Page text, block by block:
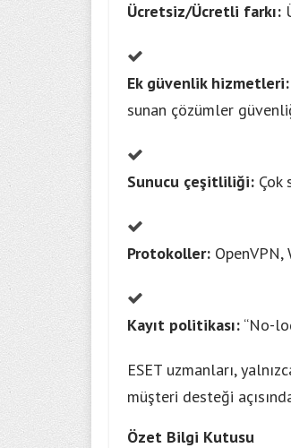
Ücretsiz/Ücretli farkı:
Ek güvenlik hizmetleri:
sunan çözümler
Sunucu çeşitliliği: Çok
Protokoller:
Kayıt politikası: “No-
ESET uzmanları,
müşteri desteği
Özet Bilgi Kutusu